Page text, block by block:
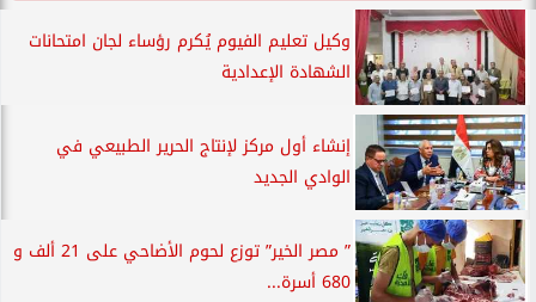
وكيل تعليم الفيوم يُكرم رؤساء لجان امتحانات
الشهادة الإعدادية
إنشاء أول مركز لإنتاج الحرير الطبيعي في
الوادي الجديد
” مصر الخير” توزع لحوم الأضاحي على 21 ألف و
680 أسرة...